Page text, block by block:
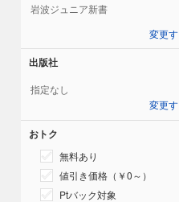
岩波ジュニア新書
変更
出版社
指定なし
変更
おトク
無料あり
値引き価格（￥0～）
Ptバック対象